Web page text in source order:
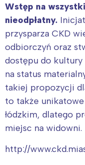
Wstęp na
nieodpłatny.
przysparza CKD
odbiorczyń oraz
dostępu do kultury
na status
takiej propozycji
to także
łódzkim, dlatego
miejsc na widowni.
http://